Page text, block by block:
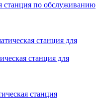
станция по обслуживанию
станция для